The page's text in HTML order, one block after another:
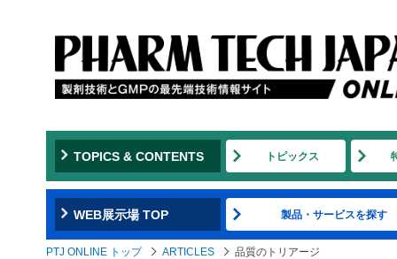
TOPICS & CONTENTS トピックス
WEB展示場 TOP 製品・サービスを探す
PTJ ONLINE トップ ARTICLES 品質のトリアージ